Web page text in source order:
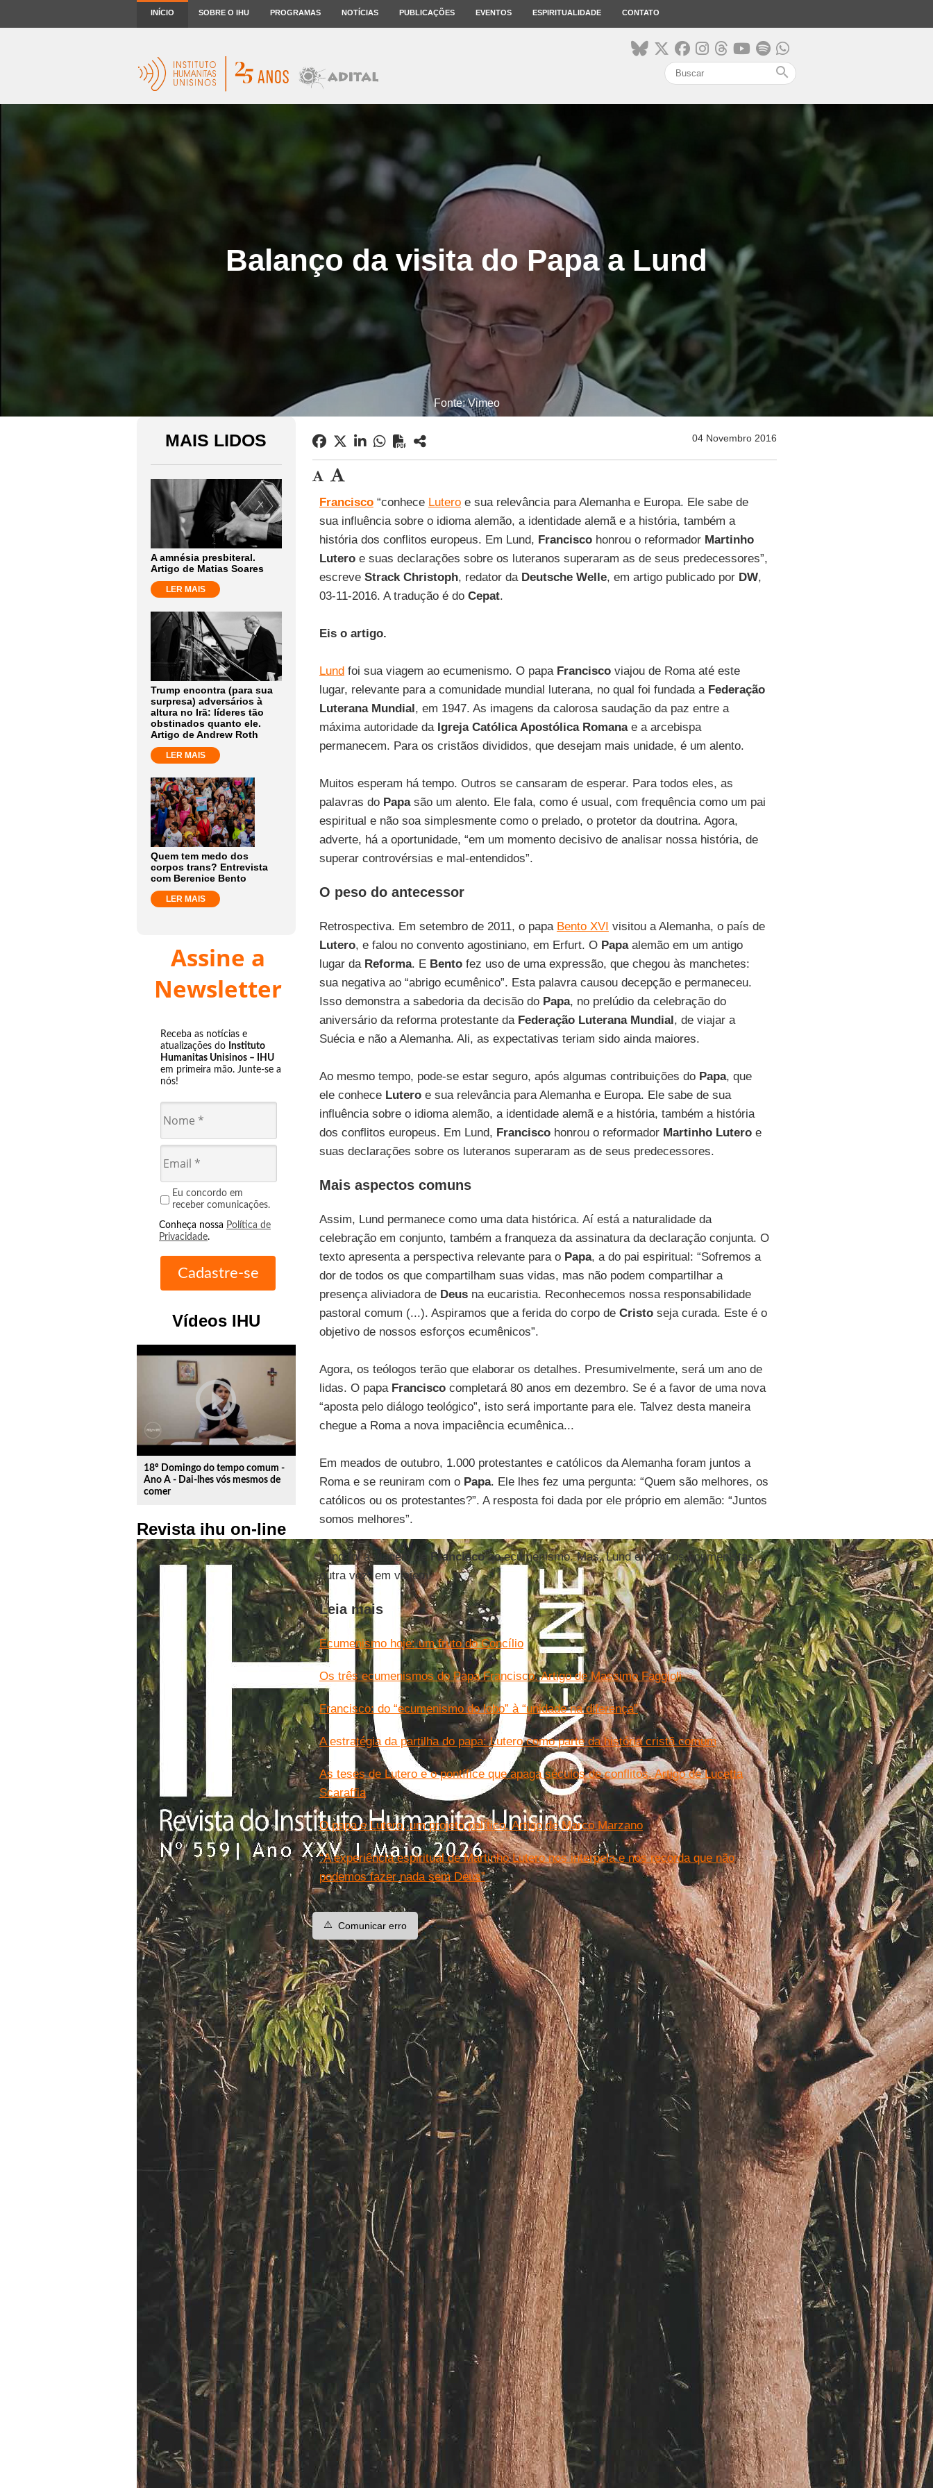
INÍCIO SOBRE O IHU PROGRAMAS NOTÍCIAS PUBLICAÇÕES EVENTOS ESPIRITUALIDADE CONTATO
search
Balanço da visita do Papa a Lund
Fonte: Vimeo
MAIS LIDOS
A amnésia presbiteral.
Artigo de Matias Soares
LER MAIS
Trump encontra (para sua
surpresa) adversários à
altura no Irã: líderes tão
obstinados quanto ele.
Artigo de Andrew Roth
LER MAIS
Quem tem medo dos
corpos trans? Entrevista
com Berenice Bento
LER MAIS
Assine a
Newsletter
Receba as notícias e
atualizações do Instituto
Humanitas Unisinos – IHU
em primeira mão. Junte-se a
nós!
Eu concordo em
receber comunicações.
Conheça nossa Política de
Privacidade.
Vídeos IHU
play_circle_outline
18º Domingo do tempo comum -
Ano A - Dai-lhes vós mesmos de
comer
Revista ihu on-line
04 Novembro 2016
Francisco“conhece Luteroe sua relevância para Alemanha e Europa. Ele sabe de
sua influência sobre o idioma alemão, a identidade alemã e a história, também a
história dos conflitos europeus. Em Lund, Franciscohonrou o reformador Martinho
Luteroe suas declarações sobre os luteranos superaram as de seus predecessores”,
escreve Strack Christoph, redator da Deutsche Welle, em artigo publicado por DW,
03-11-2016. A tradução é do Cepat.
Eis o artigo.
Lundfoi sua viagem ao ecumenismo. O papa Franciscoviajou de Roma até este
lugar, relevante para a comunidade mundial luterana, no qual foi fundada a Federação
Luterana Mundial, em 1947. As imagens da calorosa saudação da paz entre a
máxima autoridade da Igreja Católica Apostólica Romanae a arcebispa
permanecem. Para os cristãos divididos, que desejam mais unidade, é um alento.
Muitos esperam há tempo. Outros se cansaram de esperar. Para todos eles, as
palavras do Papasão um alento. Ele fala, como é usual, com frequência como um pai
espiritual e não soa simplesmente como o prelado, o protetor da doutrina. Agora,
adverte, há a oportunidade, “em um momento decisivo de analisar nossa história, de
superar controvérsias e mal-entendidos”.
O peso do antecessor
Retrospectiva. Em setembro de 2011, o papa Bento XVI visitou a Alemanha, o país de
Lutero, e falou no convento agostiniano, em Erfurt. O Papaalemão em um antigo
lugar da Reforma. E Bentofez uso de uma expressão, que chegou às manchetes:
sua negativa ao “abrigo ecumênico”. Esta palavra causou decepção e permaneceu.
Isso demonstra a sabedoria da decisão do Papa, no prelúdio da celebração do
aniversário da reforma protestante da Federação Luterana Mundial, de viajar a
Suécia e não a Alemanha. Ali, as expectativas teriam sido ainda maiores.
Ao mesmo tempo, pode-se estar seguro, após algumas contribuições do Papa, que
ele conhece Luteroe sua relevância para Alemanha e Europa. Ele sabe de sua
influência sobre o idioma alemão, a identidade alemã e a história, também a história
dos conflitos europeus. Em Lund, Franciscohonrou o reformador Martinho Luteroe
suas declarações sobre os luteranos superaram as de seus predecessores.
Mais aspectos comuns
Assim, Lund permanece como uma data histórica. Aí está a naturalidade da
celebração em conjunto, também a franqueza da assinatura da declaração conjunta. O
texto apresenta a perspectiva relevante para o Papa, a do pai espiritual: “Sofremos a
dor de todos os que compartilham suas vidas, mas não podem compartilhar a
presença aliviadora de Deusna eucaristia. Reconhecemos nossa responsabilidade
pastoral comum (...). Aspiramos que a ferida do corpo de Cristoseja curada. Este é o
objetivo de nossos esforços ecumênicos”.
Agora, os teólogos terão que elaborar os detalhes. Presumivelmente, será um ano de
lidas. O papa Franciscocompletará 80 anos em dezembro. Se é a favor de uma nova
“aposta pelo diálogo teológico”, isto será importante para ele. Talvez desta maneira
chegue a Roma a nova impaciência ecumênica...
Em meados de outubro, 1.000 protestantes e católicos da Alemanha foram juntos a
Roma e se reuniram com o Papa. Ele lhes fez uma pergunta: “Quem são melhores, os
católicos ou os protestantes?”. A resposta foi dada por ele próprio em alemão: “Juntos
somos melhores”.
Lund foi a viagem deFranciscoao ecumenismo. Mas, Lund enviou os ecumenistas,
outra vez, em viajem.
Leia mais
Ecumenismo hoje: um fruto do Concílio
Os três ecumenismos do Papa Francisco. Artigo de Massimo Faggioli
Francisco: do “ecumenismo do lobo” à “unidade na diferença”
A estratégia da partilha do papa: Lutero como parte da história cristã comum
As teses de Lutero e o pontífice que apaga séculos de conflitos. Artigo de Lucetta
Scaraffia
O papa e Lutero, um projeto político. Artigo de Marco Marzano
“A experiência espiritual de Martinho Lutero nos interpela e nos recorda que não
podemos fazer nada sem Deus”
⚠️ Comunicar erro